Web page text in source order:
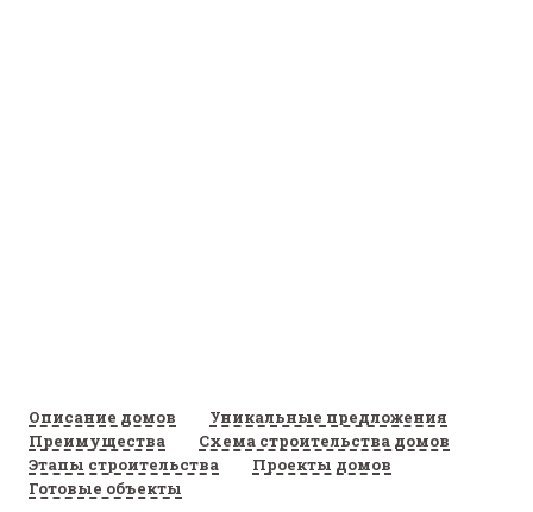
Описание домов
Уникальные предложения
Преимущества
Схема строительства домов
Этапы строительства
Проекты домов
Готовые объекты